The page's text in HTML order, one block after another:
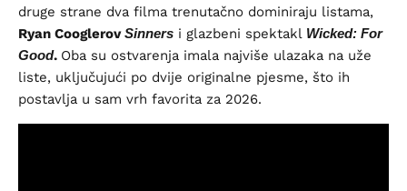
druge strane dva filma trenutačno dominiraju listama,
Ryan CooglerovSinners i glazbeni spektakl Wicked: For
Good. Oba su ostvarenja imala najviše ulazaka na uže
liste, uključujući po dvije originalne pjesme, što ih
postavlja u sam vrh favorita za 2026.